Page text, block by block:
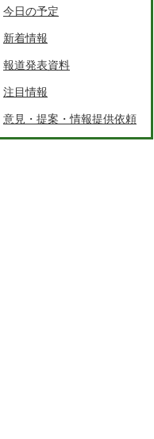
今日の予定
新着情報
報道発表資料
注目情報
意見・提案・情報提供依頼